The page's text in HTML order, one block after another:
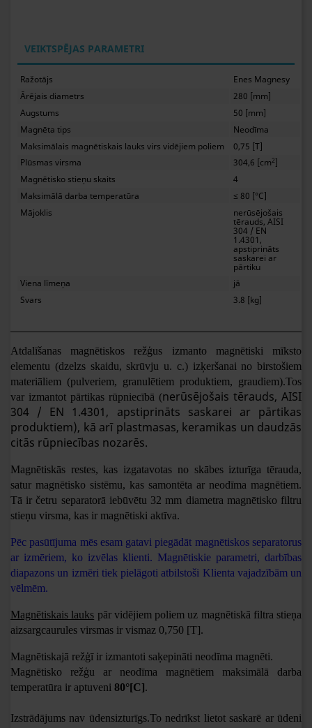
VEIKTSPĒJAS PARAMETRI
Ražotājs
Enes Magnesy
Ārējais diametrs
280 [mm]
Augstums
50 [mm]
Magnēta tips
Neodīma
Maksimālais magnētiskais lauks virs vidējiem poliem
0,75 [T]
Plūsmas virsma
304,6 [cm2]
Magnētisko stieņu skaits
4
Maksimālā darba temperatūra
≤ 80 [°C]
Mājoklis
nerūsējošais
tērauds, AISI
304 / EN
1.4301,
apstiprināts
saskarei ar
pārtiku
Viena līmeņa
jā
Svars
3.8 [kg]
Atdalīšanas magnētiskos režģus izmanto magnētiski mīksto
elementu (dzelzs skaidu, skrūvju u. c.) izķeršanai no birstošiem
materiāliem (pulveriem, granulētiem produktiem, graudiem).Tos
var izmantot pārtikas rūpniecībā (nerūsējošais tērauds, AISI
304 / EN 1.4301, apstiprināts saskarei ar pārtikas
produktiem), kā arī plastmasas, keramikas un daudzās
citās rūpniecības nozarēs.
Magnētiskās restes, kas izgatavotas no skābes izturīga tērauda,
satur magnētisko sistēmu, kas samontēta ar neodīma magnētiem.
Tā ir četru separatorā iebūvētu 32 mm diametra magnētisko filtru
stieņu virsma, kas ir magnētiski aktīva.
Pēc pasūtījuma mēs esam gatavi piegādāt magnētiskos separatorus
ar izmēriem, ko izvēlas klienti. Magnētiskie parametri, darbības
diapazons un izmēri tiek pielāgoti atbilstoši Klienta vajadzībām un
vēlmēm.
Magnētiskais lauks pār vidējiem poliem uz magnētiskā filtra stieņa
aizsargcaurules virsmas ir vismaz 0,750 [T].
Magnētiskajā režģī ir izmantoti saķepināti neodīma magnēti.
Magnētisko režģu ar neodīma magnētiem maksimālā darba
temperatūra ir aptuveni 80°[C].
Izstrādājums nav ūdensizturīgs.To nedrīkst lietot saskarē ar ūdeni